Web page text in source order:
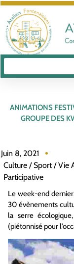
ANIMATIONS
GROUPE DES
Juin 8, 2021
Culture / Sport / Vie
Participative
Le week-end
30 évènements
la serre
(piétonnisé pour